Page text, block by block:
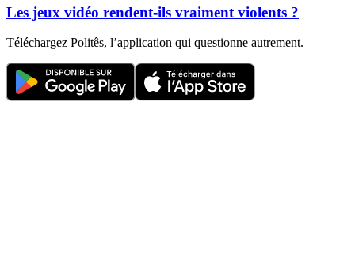
Les jeux vidéo rendent-ils vraiment violents ?
Téléchargez Politês, l’application qui questionne autrement.